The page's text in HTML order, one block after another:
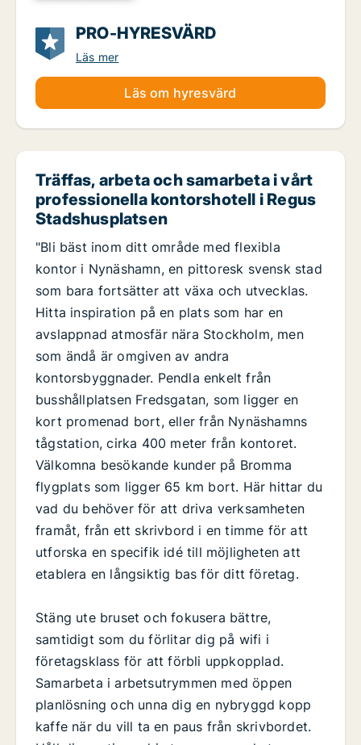
PRO-HYRESVÄRD
Läs mer
Läs om hyresvärd
Träffas, arbeta och samarbeta i vårt
professionella kontorshotell i Regus
Stadshusplatsen
"Bli bäst inom ditt område med flexibla
kontor i Nynäshamn, en pittoresk svensk stad
som bara fortsätter att växa och utvecklas.
Hitta inspiration på en plats som har en
avslappnad atmosfär nära Stockholm, men
som ändå är omgiven av andra
kontorsbyggnader. Pendla enkelt från
busshållplatsen Fredsgatan, som ligger en
kort promenad bort, eller från Nynäshamns
tågstation, cirka 400 meter från kontoret.
Välkomna besökande kunder på Bromma
flygplats som ligger 65 km bort. Här hittar du
vad du behöver för att driva verksamheten
framåt, från ett skrivbord i en timme för att
utforska en specifik idé till möjligheten att
etablera en långsiktig bas för ditt företag.
Stäng ute bruset och fokusera bättre,
samtidigt som du förlitar dig på wifi i
företagsklass för att förbli uppkopplad.
Samarbeta i arbetsutrymmen med öppen
planlösning och unna dig en nybryggd kopp
kaffe när du vill ta en paus från skrivbordet.